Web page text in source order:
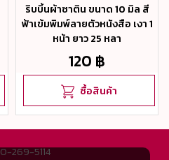
ริบบิ้นผ้าซาติน ขนาด 10 มิล สี
ฟ้าเข้มพิมพ์ลายตัวหนังสือ เงา 1
หน้า ยาว 25 หลา
120 ฿
ซื้อสินค้า
269-5114